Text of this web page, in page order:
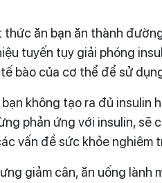
ăn bạn ăn thành
tuyến tụy giải phóng
bào của cơ thể để sử
không tạo ra đủ insulin
phản ứng với insulin,
vấn đề sức khỏe nghiêm
giảm cân, ăn uống